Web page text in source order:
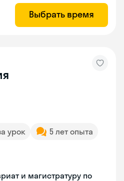
Выбрать время
урок 5 лет опыта
и магистратуру по